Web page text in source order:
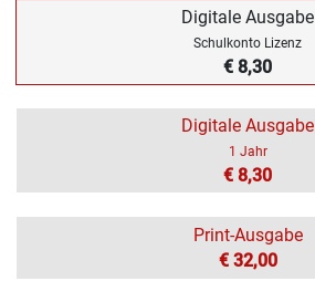
Digitale Ausgabe
Schulkonto Lizenz
€ 8,30
Digitale Ausgabe
1 Jahr
€ 8,30
Print-Ausgabe
€ 32,00